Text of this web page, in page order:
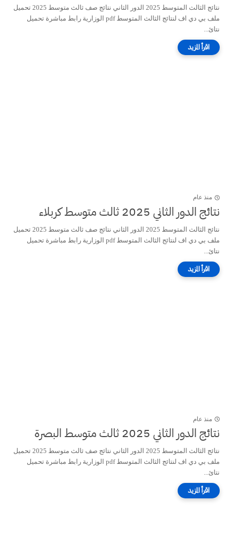
نتائج الثالث المتوسط 2025 الدور الثاني نتائج صف ثالث متوسط 2025 تحميل
ملف بي دي اف لنتائج الثالث المتوسط pdf الوزارية رابط مباشرة تحميل
نتائ...
منذ عام
نتائج الدور الثاني 2025 ثالث متوسط كربلاء
نتائج الثالث المتوسط 2025 الدور الثاني نتائج صف ثالث متوسط 2025 تحميل
ملف بي دي اف لنتائج الثالث المتوسط pdf الوزارية رابط مباشرة تحميل
نتائ...
منذ عام
نتائج الدور الثاني 2025 ثالث متوسط البصرة
نتائج الثالث المتوسط 2025 الدور الثاني نتائج صف ثالث متوسط 2025 تحميل
ملف بي دي اف لنتائج الثالث المتوسط pdf الوزارية رابط مباشرة تحميل
نتائ...